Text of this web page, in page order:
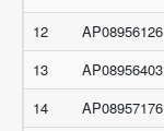
12
AP08956126
13
AP08956403
14
AP08957176